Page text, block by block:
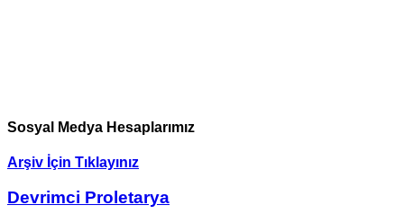
Sosyal Medya Hesaplarımız
Arşiv İçin Tıklayınız
Devrimci Proletarya